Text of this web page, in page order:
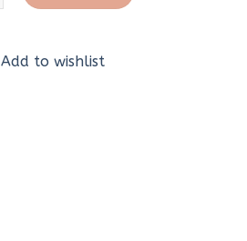
Add to wishlist